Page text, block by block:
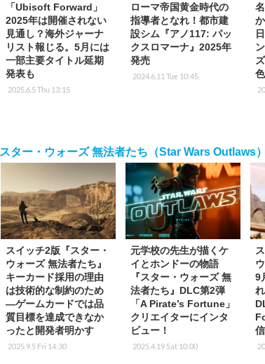
「Ubisoft Forward」
2025年は開催されない
見通し？海外ジャーナ
リスト報じる。5月には
一部主要タイトル延期
発表も
2025.6.5 Thu 13:15
ローマ帝国黄金時代の
指導者となれ！都市建
設シム『アノ117: パッ
クスロマーナ』2025年
発売
2024.6.11 Tue 10:45
スター・ウォーズ 無法者たち（Star Wars Outlaws）
スイッチ2版『スター・
ウォーズ 無法者たち』
キーカード採用の理由
は技術的な制約のため
―ゲームカードでは品
質目標を達成できなか
ったと開発者明かす
2025.9.5 Fri 14:30
元学校の先生が描くケ
イとホンドーの物語
『スター・ウォーズ 無
法者たち』DLC第2弾
「A Pirate’s Fortune」
クリエイターにインタ
ビュー！
2025.4.19 Sat 10:00
9